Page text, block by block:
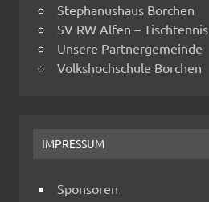
Stephanushaus Borchen
SV RW Alfen – Tischtennis
Unsere Partnergemeinde
Volkshochschule Borchen
IMPRESSUM
Sponsoren